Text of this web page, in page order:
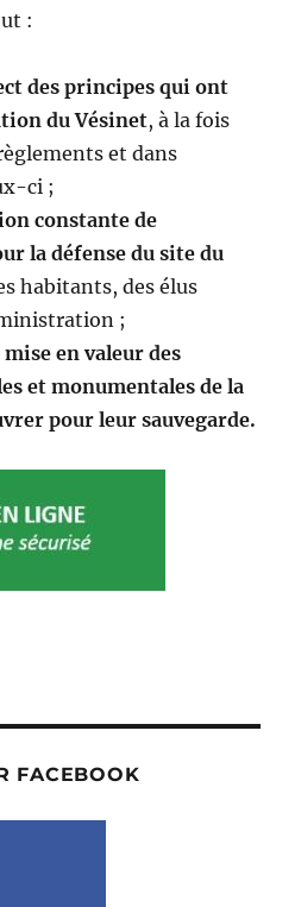
:
des principes qui ont
du Vésinet, à la fois
et dans
ci ;
constante de
la défense du site du
habitants, des élus
;
en valeur des
et monumentales de la
pour leur sauvegarde.
FACEBOOK